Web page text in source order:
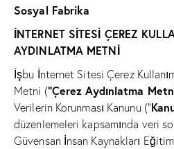
Sosyal Fabrika
İNTERNET SİTESİ ÇEREZ
AYDINLATMA METNİ
İşbu İnternet Sitesi Çerez
Metni (“Çerez Aydınlatma
Verilerin Korunması Kanunu (“
düzenlemeleri kapsamında veri
Güvensan İnsan Kaynakları